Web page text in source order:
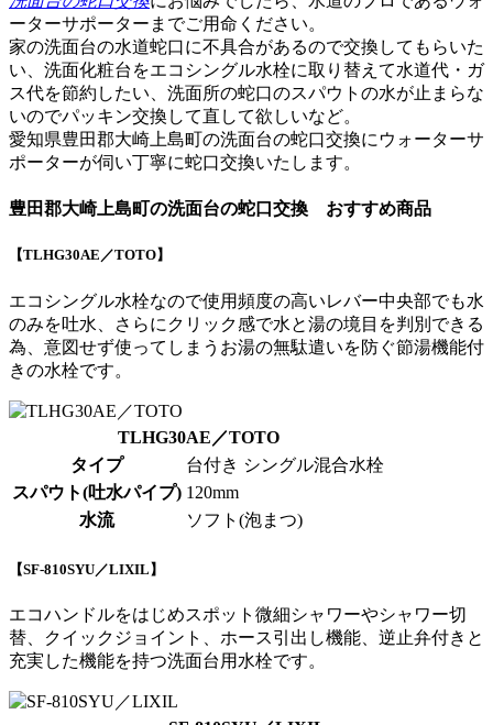
ーターサポーターまでご用命ください。
家の洗面台の水道蛇口に不具合があるので交換してもらいた
い、洗面化粧台をエコシングル水栓に取り替えて水道代・ガ
ス代を節約したい、洗面所の蛇口のスパウトの水が止まらな
いのでパッキン交換して直して欲しいなど。
愛知県豊田郡大崎上島町の洗面台の蛇口交換にウォーターサ
ポーターが伺い丁寧に蛇口交換いたします。
豊田郡大崎上島町の洗面台の蛇口交換 おすすめ商品
【TLHG30AE／TOTO】
エコシングル水栓なので使用頻度の高いレバー中央部でも水
のみを吐水、さらに クリック感で水と湯の境目を判別 できる
為、意図せず使ってしまうお湯の無駄遣いを防ぐ節湯機能付
きの水栓です。
TLHG30AE／TOTO
タイプ
台付き シングル混合水栓
スパウト(吐水パイプ) 120mm
水流
ソフト(泡まつ)
【SF-810SYU／LIXIL】
エコハンドルをはじめスポット微細シャワーやシャワー切
替、クイックジョイント、ホース引出し機能、逆止弁付きと
充実した機能を持つ洗面台用水栓です。